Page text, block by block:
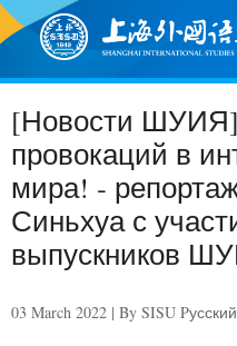
[Новости
провокаций в
мира! ‐
Синьхуа с
выпускников
03 March 2022 | By SISU